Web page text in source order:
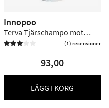
Innopoo
Terva Tjärschampo mot
mjäll - 150 ml
 (1) recensioner
93,00
LÄGG I KORG